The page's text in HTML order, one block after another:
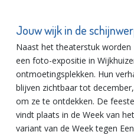
Jouw wijk in de
Naast het theaterstuk
een foto-expositie in
ontmoetingsplekken. Hun
blijven zichtbaar tot
om ze te ontdekken. De
vindt plaats in de Week van
variant van de Week tegen